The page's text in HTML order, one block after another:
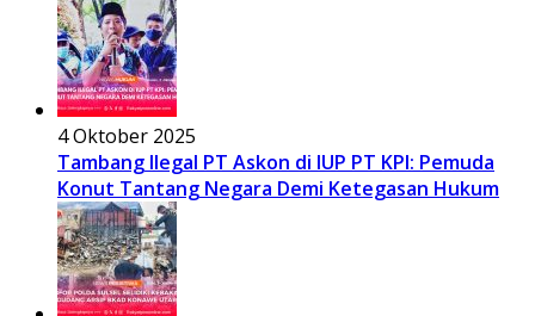
4 Oktober 2025
Tambang Ilegal PT Askon di IUP PT KPI: Pemuda
Konut Tantang Negara Demi Ketegasan Hukum